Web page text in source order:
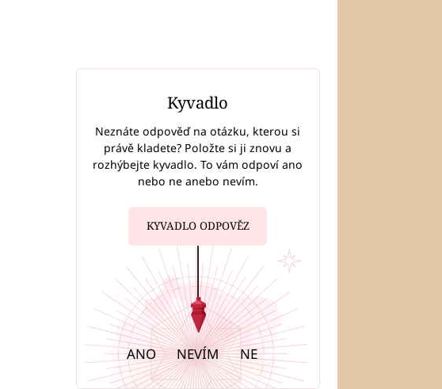
Kyvadlo
Neznáte odpověď na otázku, kterou si
právě kladete? Položte si ji znovu a
rozhýbejte kyvadlo. To vám odpoví ano
nebo ne anebo nevím.
KYVADLO ODPOVĚZ
ANO NEVÍM NE